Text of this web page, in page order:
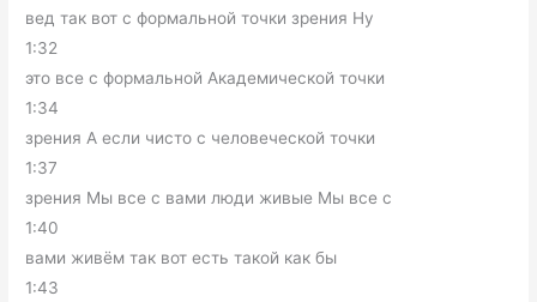
вед так вот с формальной точки зрения Ну
1:32
это все с формальной Академической точки
1:34
зрения А если чисто с человеческой точки
1:37
зрения Мы все с вами люди живые Мы все с
1:40
вами живём так вот есть такой как бы
1:43